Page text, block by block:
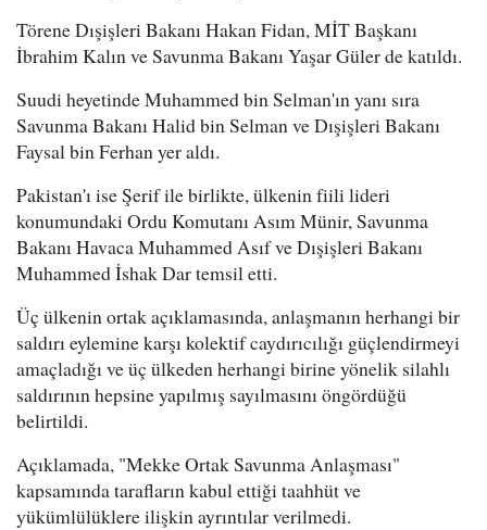
Törene Dışişleri Bakanı Hakan Fidan, MİT Başkanı
İbrahim Kalın ve Savunma Bakanı Yaşar Güler de katıldı.
Suudi heyetinde Muhammed bin Selman'ın yanı sıra
Savunma Bakanı Halid bin Selman ve Dışişleri Bakanı
Faysal bin Ferhan yer aldı.
Pakistan'ı ise Şerif ile birlikte, ülkenin fiili lideri
konumundaki Ordu Komutanı Asım Münir, Savunma
Bakanı Havaca Muhammed Asıf ve Dışişleri Bakanı
Muhammed İshak Dar temsil etti.
Üç ülkenin ortak açıklamasında, anlaşmanın herhangi bir
saldırı eylemine karşı kolektif caydırıcılığı güçlendirmeyi
amaçladığı ve üç ülkeden herhangi birine yönelik silahlı
saldırının hepsine yapılmış sayılmasını öngördüğü
belirtildi.
Açıklamada, "Mekke Ortak Savunma Anlaşması"
kapsamında tarafların kabul ettiği taahhüt ve
yükümlülüklere ilişkin ayrıntılar verilmedi.